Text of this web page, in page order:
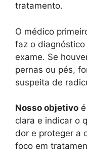
tratamento.
O médico
faz o
exame. Se
pernas ou pés,
suspeita de
Nosso objetivo
clara e indicar o
dor e proteger a
foco em